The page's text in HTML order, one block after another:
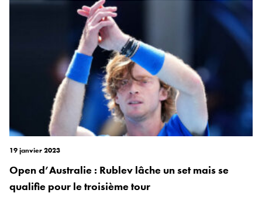
19 janvier 2023
Open d’Australie : Rublev lâche un set mais se
qualifie pour le troisième tour